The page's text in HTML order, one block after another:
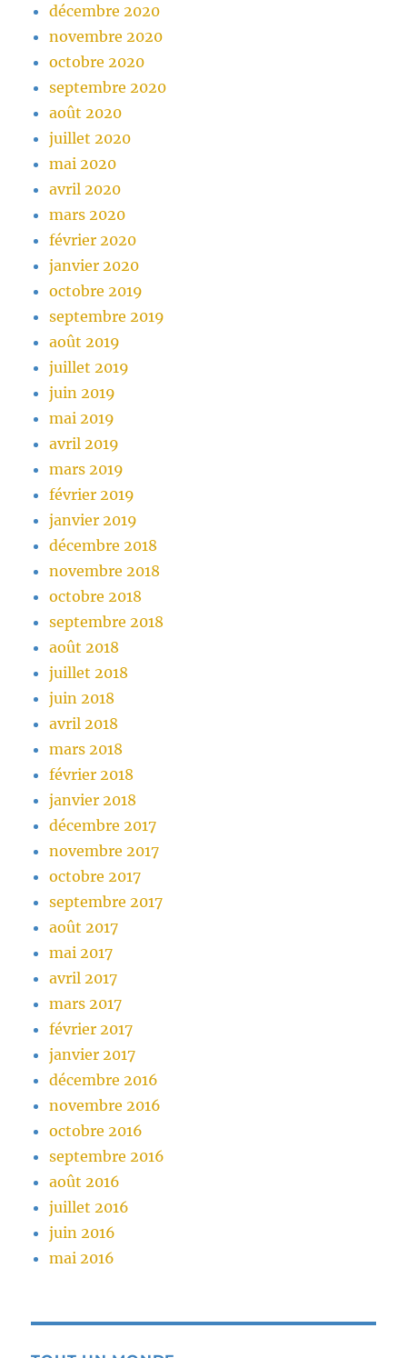
décembre 2020
novembre 2020
octobre 2020
septembre 2020
août 2020
juillet 2020
mai 2020
avril 2020
mars 2020
février 2020
janvier 2020
octobre 2019
septembre 2019
août 2019
juillet 2019
juin 2019
mai 2019
avril 2019
mars 2019
février 2019
janvier 2019
décembre 2018
novembre 2018
octobre 2018
septembre 2018
août 2018
juillet 2018
juin 2018
avril 2018
mars 2018
février 2018
janvier 2018
décembre 2017
novembre 2017
octobre 2017
septembre 2017
août 2017
mai 2017
avril 2017
mars 2017
février 2017
janvier 2017
décembre 2016
novembre 2016
octobre 2016
septembre 2016
août 2016
juillet 2016
juin 2016
mai 2016